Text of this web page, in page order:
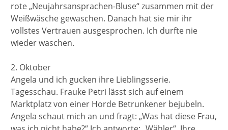
rote „Neujahrsansprachen-Bluse“ zusammen mit der
Weißwäsche gewaschen. Danach hat sie mir ihr
vollstes Vertrauen ausgesprochen. Ich durfte nie
wieder waschen.
2. Oktober
Angela und ich gucken ihre Lieblingsserie.
Tagesschau. Frauke Petri lässt sich auf einem
Marktplatz von einer Horde Betrunkener bejubeln.
Angela schaut mich an und fragt: „Was hat diese Frau,